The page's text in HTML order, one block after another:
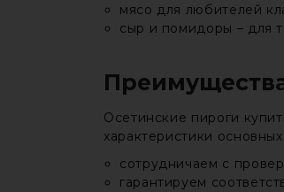
мясо для любителей
сыр и помидоры – для
Осетинские пироги
характеристики
сотрудничаем с
гарантируем